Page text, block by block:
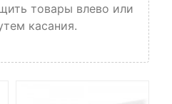
товары влево или
касания.